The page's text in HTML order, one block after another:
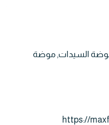
السيدات, موضة
https://